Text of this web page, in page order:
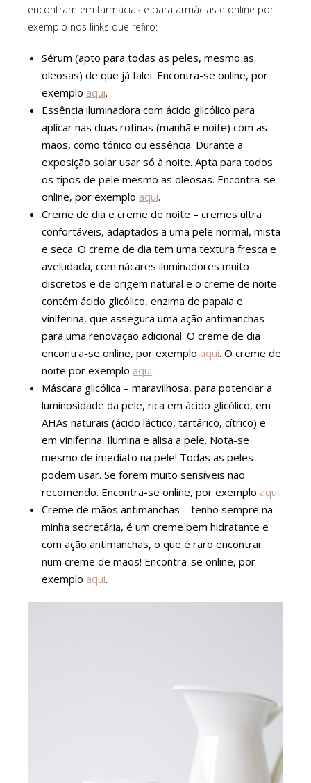
encontram em farmácias e parafarmácias e online por
exemplo nos links que refiro:
Sérum (apto para todas as peles, mesmo as
oleosas) de que já falei. Encontra-se online, por
exemplo aqui.
Essência iluminadora com ácido glicólico para
aplicar nas duas rotinas (manhã e noite) com as
mãos, como tónico ou essência. Durante a
exposição solar usar só à noite. Apta para todos
os tipos de pele mesmo as oleosas. Encontra-se
online, por exemplo aqui.
Creme de dia e creme de noite – cremes ultra
confortáveis, adaptados a uma pele normal, mista
e seca. O creme de dia tem uma textura fresca e
aveludada, com nácares iluminadores muito
discretos e de origem natural e o creme de noite
contém ácido glicólico, enzima de papaia e
viniferina, que assegura uma ação antimanchas
para uma renovação adicional. O creme de dia
encontra-se online, por exemplo aqui. O creme de
noite por exemplo aqui.
Máscara glicólica – maravilhosa, para potenciar a
luminosidade da pele, rica em ácido glicólico, em
AHAs naturais (ácido láctico, tartárico, cítrico) e
em viniferina. Ilumina e alisa a pele. Nota-se
mesmo de imediato na pele! Todas as peles
podem usar. Se forem muito sensíveis não
recomendo. Encontra-se online, por exemplo aqui.
Creme de mãos antimanchas – tenho sempre na
minha secretária, é um creme bem hidratante e
com ação antimanchas, o que é raro encontrar
num creme de mãos! Encontra-se online, por
exemplo aqui.